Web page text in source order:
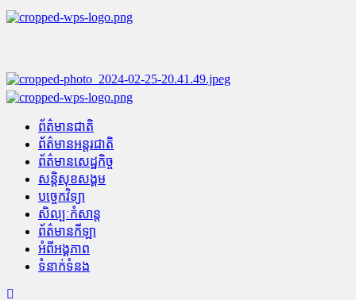
Skip
to
Primary
ព័ត៌មានជាតិ
ព័ត៌មានអន្តរជាតិ
ព័ត៌មានសេដ្ឋកិច្ច
សន្តិសុខសង្គម
បច្ចេកវិទ្យា
សិល្បៈកំសាន្ត
ព័ត៌មានកីឡា
អំពីអង្គភាព
ទំនាក់ទំនង